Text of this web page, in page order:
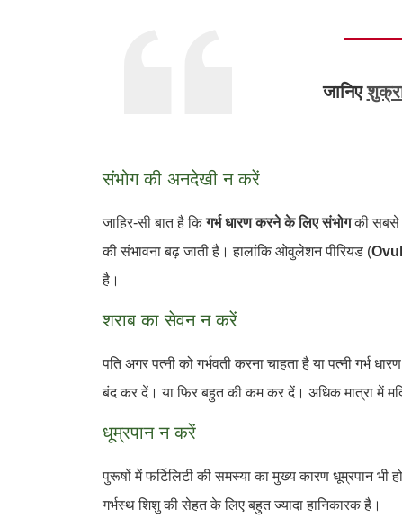
जानिए
संभोग की अनदेखी न करें
जाहिर-सी बात है किगर्भ धारण करने के लिए संभोगकी सबसे
की संभावना बढ़ जाती है। हालांकि ओवुलेशन पीरियड (
है।
शराब का सेवन न करें
पति अगर पत्नी को गर्भवती करना चाहता है या पत्नी गर्भ
बंद कर दें। या फिर बहुत की कम कर दें। अधिक मात्रा में
धूम्रपान न करें
पुरूषों में फर्टिलिटी की समस्या का मुख्य कारण धूम्रपान भी
गर्भस्थ शिशु की सेहत के लिए बहुत ज्यादा हानिकारक है।